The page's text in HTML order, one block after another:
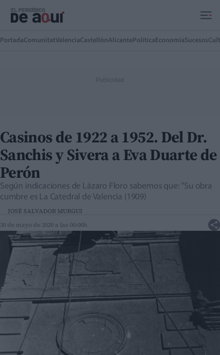
PortadaComunitatValenciaCastellónAlicante Política EconomíaSucesos
Casinos de 1922 a 1952. Del Dr.
Sanchis y Sivera a Eva Duarte de
Perón
Según indicaciones de Lázaro Floro sabemos que: "Su obra
cumbre es La Catedral de Valencia (1909)
JOSÉ SALVADOR MURGUI
30 de mayo de 2020 a las 00:00h